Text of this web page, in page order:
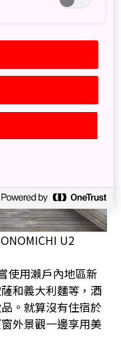
U2
使用瀨戶內地區新
和義大利麵等，酒
。就算沒有住宿於
外景觀一邊享用美